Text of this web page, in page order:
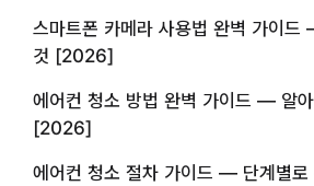
스마트폰 카메라 사용법 완벽 가이
것 [2026]
에어컨 청소 방법 완벽 가이드 — 알
[2026]
에어컨 청소 절차 가이드 — 단계별로